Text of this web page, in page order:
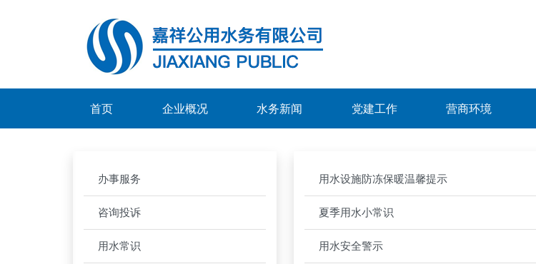
首页 企业概况 水务新闻 党建工作 营商环境
办事服务
咨询投诉
用水常识
用水设施防冻保暖温馨提示
夏季用水小常识
用水安全警示